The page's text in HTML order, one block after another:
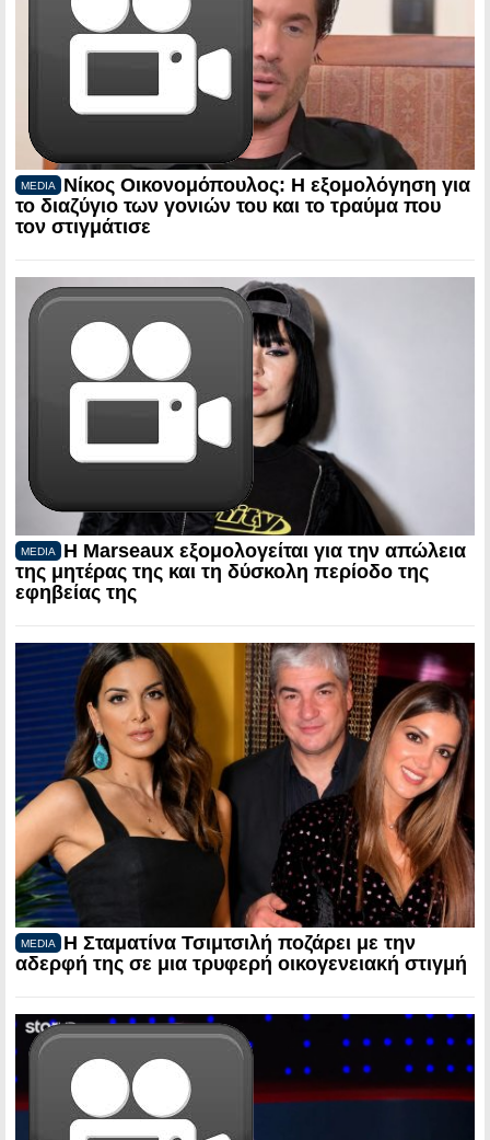
MEDIA
Νίκος Οικονομόπουλος: Η εξομολόγηση για
το διαζύγιο των γονιών του και το τραύμα που
τον στιγμάτισε
MEDIA
Η Marseaux εξομολογείται για την απώλεια
της μητέρας της και τη δύσκολη περίοδο της
εφηβείας της
MEDIA
Η Σταματίνα Τσιμτσιλή ποζάρει με την
αδερφή της σε μια τρυφερή οικογενειακή στιγμή